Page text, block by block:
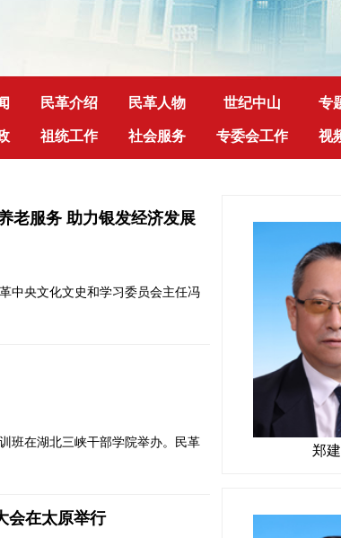
民革介绍 民革人物 世纪中山 专
祖统工作 社会服务 专委会工作 视
老服务 助力银发经济发展
中央文化文史和学习委员会主任冯
班在湖北三峡干部学院举办。民革
会在太原举行
郑